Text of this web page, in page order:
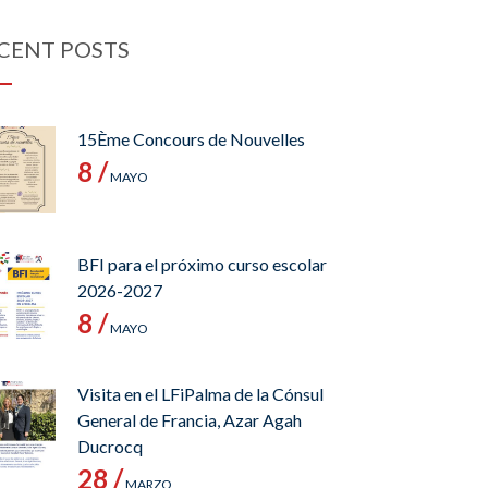
POSTS
15Ème Concours de Nouvelles
8 /MAYO
BFI para el próximo curso escolar
2026-2027
8 /MAYO
Visita en el LFiPalma de la Cónsul
General de Francia, Azar Agah
Ducrocq
28 /MARZO